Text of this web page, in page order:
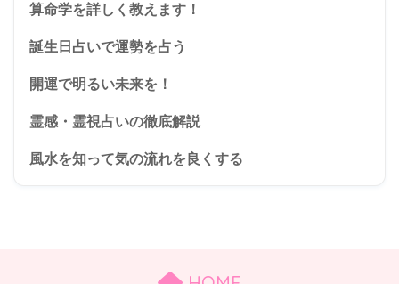
算命学を詳しく教えます！
誕生日占いで運勢を占う
開運で明るい未来を！
霊感・霊視占いの徹底解説
風水を知って気の流れを良くする